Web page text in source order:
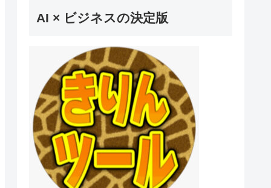
AI × ビジネスの決定版